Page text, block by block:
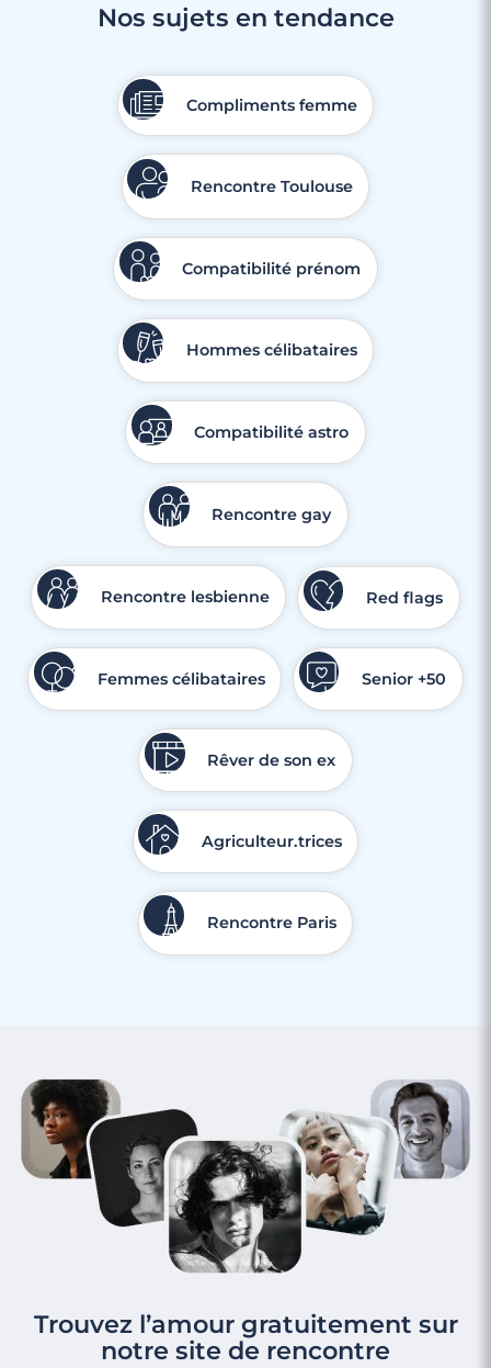
3 minutes
Rencontres célibataires à Villeneuve-
Nos sujets en tendance
Compliments femme
Rencontre Toulouse
Compatibilité prénom
Hommes célibataires
Compatibilité astro
Rencontre gay
Rencontre lesbienne Red flags
Femmes célibataires Senior +50
Rêver de son ex
Agriculteur.trices
Rencontre Paris
Trouvez l’amour gratuitement sur
notre site de rencontre